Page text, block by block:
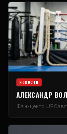
НОВОСТИ
АЛЕКСАНДР
Фан-центр UFC